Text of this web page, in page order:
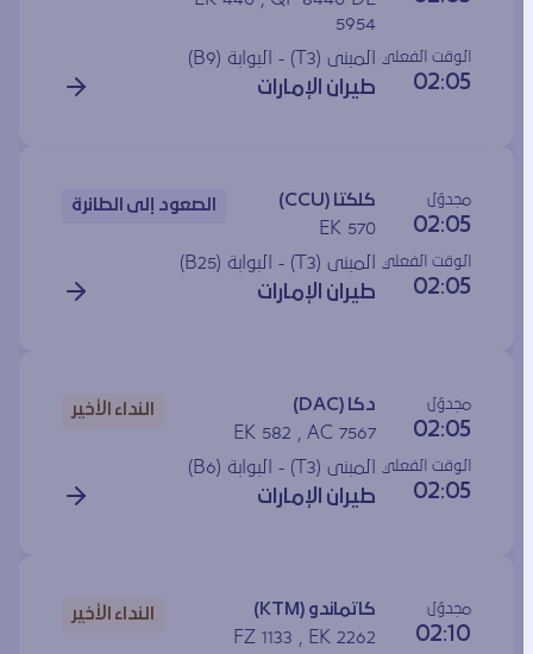
5954
الوقت الفعلي
02:05
المبنى (T3) - البوابة ( B9
)
طيران الإمارات
مجدوَل
02:05
كلكتا (CCU)
EK 570
الصعود إلى الطائرة
الوقت الفعلي
02:05
المبنى (T3) - البوابة ( B25
)
طيران الإمارات
مجدوَل
02:05
دكا (DAC)
EK 582 , AC 7567
النداء الأخير
الوقت الفعلي
02:05
المبنى (T3) - البوابة ( B6
)
طيران الإمارات
مجدوَل
02:10
كاتماندو (KTM)
FZ 1133 , EK 2262
النداء الأخير